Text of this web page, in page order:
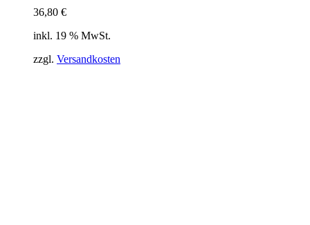
36,80 €
inkl. 19 % MwSt.
zzgl. Versandkosten